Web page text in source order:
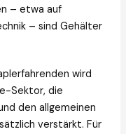
– etwa auf
– sind Gehälter
wird
Sektor, die
den allgemeinen
verstärkt. Für